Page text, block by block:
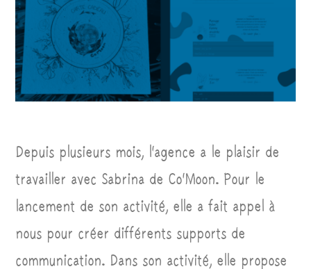
Depuis plusieurs mois, l’agence a le plaisir de
travailler avec Sabrina de Co’Moon. Pour le
lancement de son activité, elle a fait appel à
nous pour créer différents supports de
communication. Dans son activité, elle propose